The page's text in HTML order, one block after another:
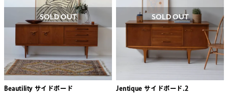
SOLD OUT
Beautility サイドボード
SOLD OUT
Jentique サイドボード.2